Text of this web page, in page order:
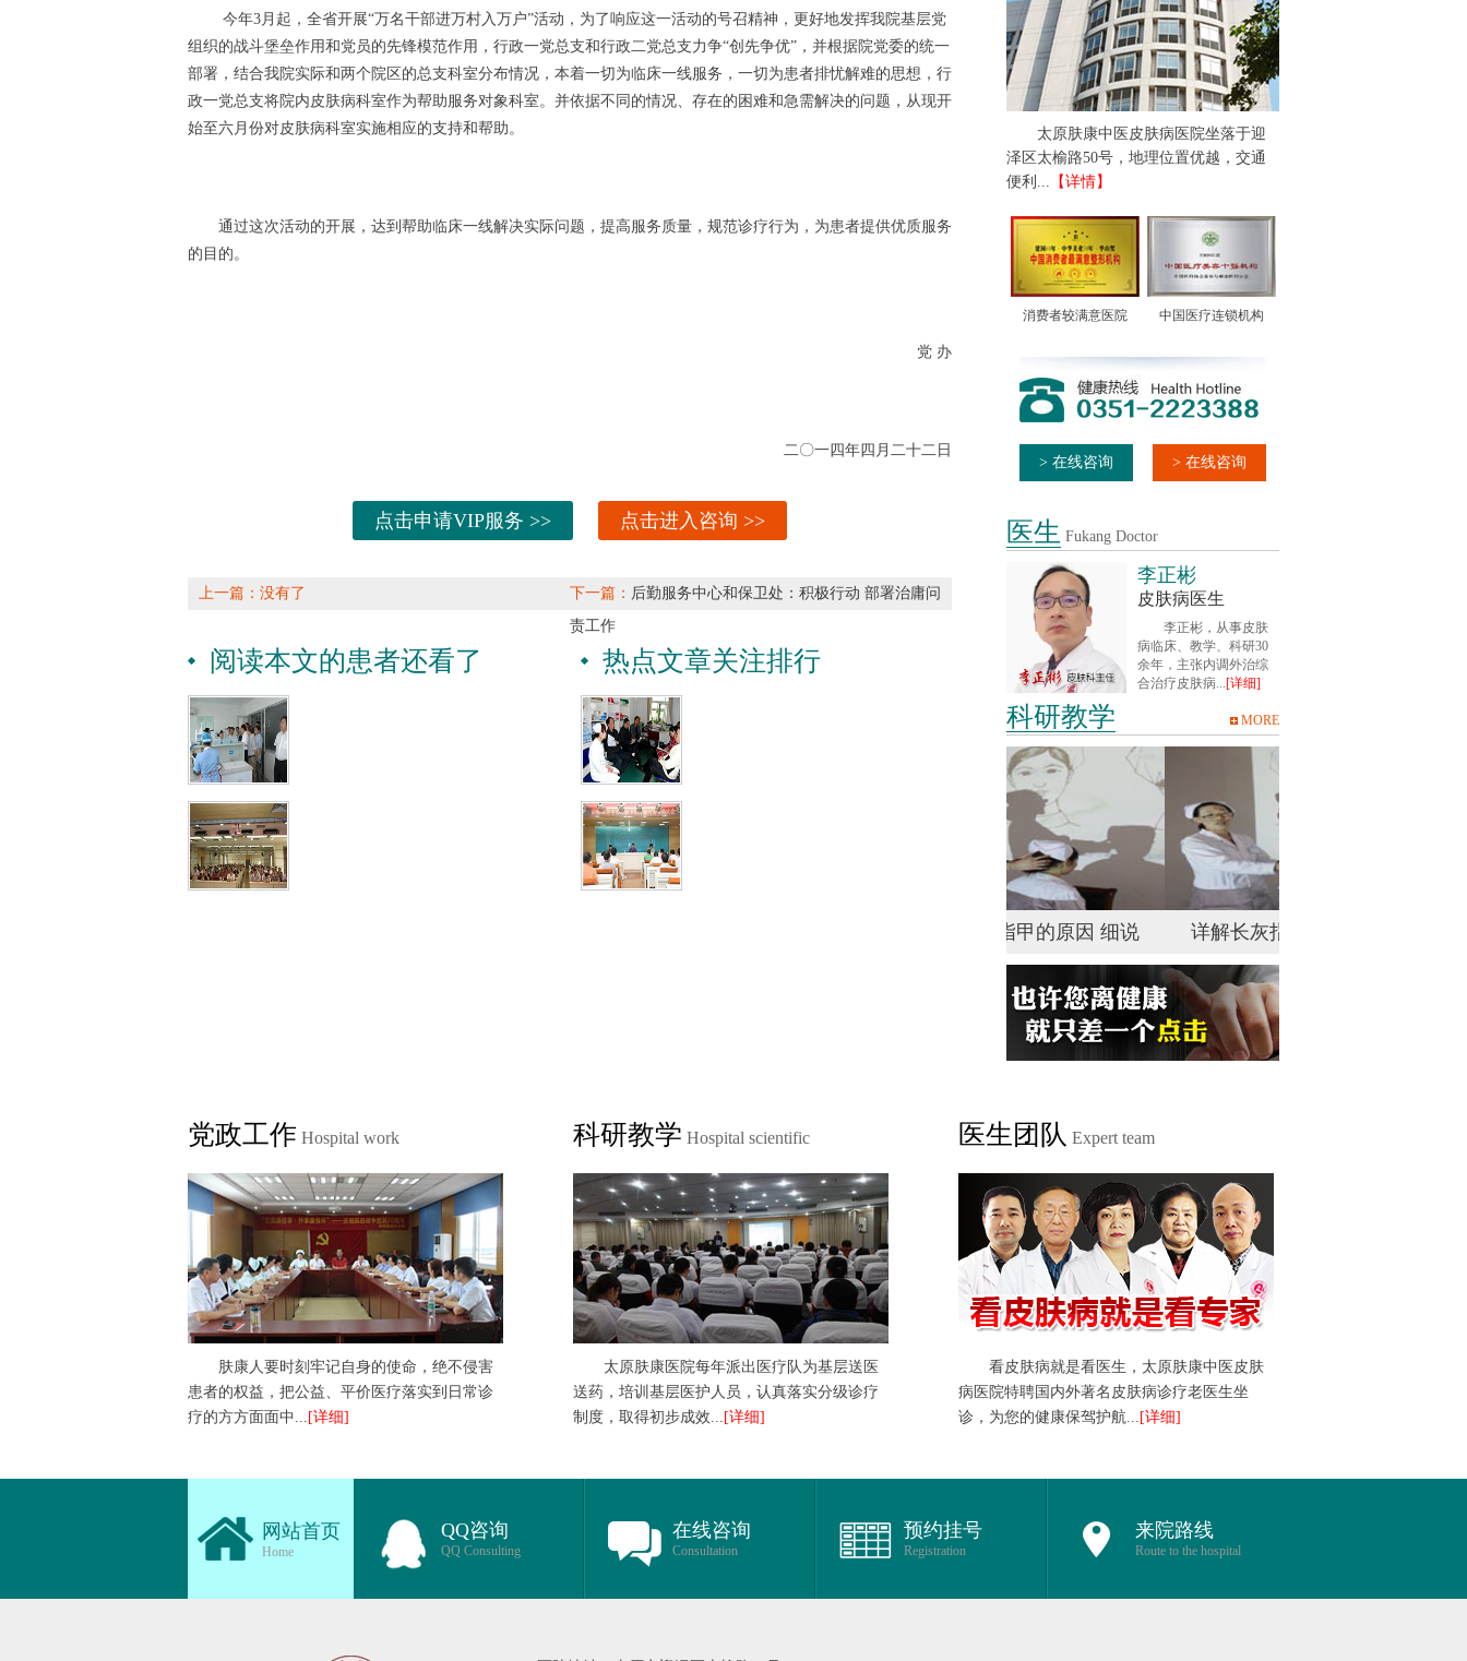
今年3月起，全省开展“万名干部进万村入万户”活动，为了响应这一活动的号召精神，更好地发挥我院基层党
组织的战斗堡垒作用和党员的先锋模范作用，行政一党总支和行政二党总支力争“创先争优”，并根据院党委的统一
部署，结合我院实际和两个院区的总支科室分布情况，本着一切为临床一线服务，一切为患者排忧解难的思想，行
政一党总支将院内皮肤病科室作为帮助服务对象科室。并依据不同的情况、存在的困难和急需解决的问题，从现开
始至六月份对皮肤病科室实施相应的支持和帮助。
通过这次活动的开展，达到帮助临床一线解决实际问题，提高服务质量，规范诊疗行为，为患者提供优质服务
的目的。
党 办
二〇一四年四月二十二日
点击申请VIP服务 >> 点击进入咨询 >>
上一篇：没有了 下一篇： 后勤服务中心和保卫处：积极行动 部署治庸问
责工作
阅读本文的患者还看了 热点文章关注排行
太原肤康中医皮肤病医院坐落于迎
泽区太榆路50号，地理位置优越，交通
便利... 【详情】
消费者较满意医院 中国医疗连锁机构
> 在线咨询 > 在线咨询
医生 Fukang Doctor
李正彬
皮肤病医生
李正彬，从事皮肤
病临床、教学、科研30
余年，主张内调外治综
合治疗皮肤病...[详细]
科研教学 MORE
详解长灰指甲的原因 细说
党政工作 Hospital work
肤康人要时刻牢记自身的使命，绝不侵害
患者的权益，把公益、平价医疗落实到日常诊
疗的方方面面中... [详细]
科研教学 Hospital scientific
太原肤康医院每年派出医疗队为基层送医
送药，培训基层医护人员，认真落实分级诊疗
制度，取得初步成效... [详细]
医生团队 Expert team
看皮肤病就是看医生，太原肤康中医皮肤
病医院特聘国内外著名皮肤病诊疗老医生坐
诊，为您的健康保驾护航... [详细]
网站首页
Home
QQ咨询
QQ Consulting
在线咨询
Consultation
预约挂号
Registration
来院路线
Route to the hospital